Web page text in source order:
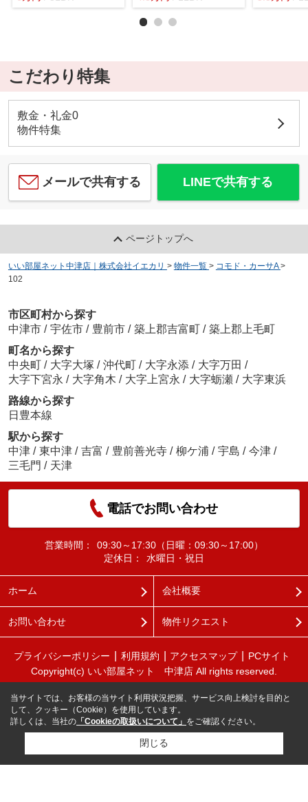
こだわり特集
敷金・礼金0
物件特集
メールで共有する LINEで共有する
ページトップへ
いい部屋ネット中津店｜株式会社イエカリ > 物件一覧 > コモド・カーサA >
102
市区町村から探す
中津市 / 宇佐市 / 豊前市 / 築上郡吉富町 / 築上郡上毛町
町名から探す
中央町 / 大字大塚 / 沖代町 / 大字永添 / 大字万田 /
大字下宮永 / 大字角木 / 大字上宮永 / 大字蛎瀬 / 大字東浜
路線から探す
日豊本線
駅から探す
中津 / 東中津 / 吉富 / 豊前善光寺 / 柳ケ浦 / 宇島 / 今津 /
三毛門 / 天津
電話でお問い合わせ
営業時間：
09:30～17:30（日曜：09:30～17:00）
定休日：
水曜日・祝日
ホーム 会社概要
お問い合わせ 物件リクエスト
プライバシーポリシー 利用規約 アクセスマップ
PCサイト
Copyright(c) いい部屋ネット 中津店 All rights reserved.
当サイトでは、お客様の当サイト利用状況把握、サービス向上検討を目的と
して、クッキー（Cookie）を使用しています。
詳しくは、当社の 「Cookieの取扱いについて」 をご確認ください。
閉じる